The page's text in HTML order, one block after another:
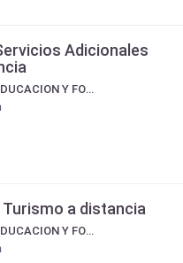
Adicionales
IFYED INSTITUTO DE EDUCACION Y FORMACIÓN A DISTANCIA
Turismo a distancia
IFYED INSTITUTO DE EDUCACION Y FORMACIÓN A DISTANCIA